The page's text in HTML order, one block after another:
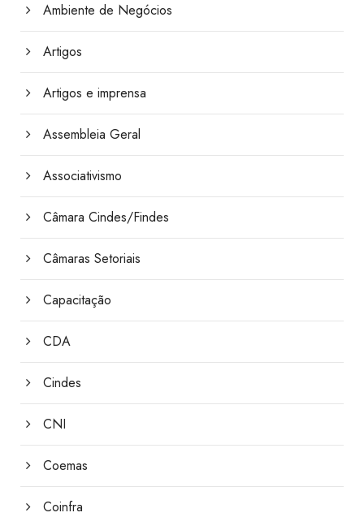
Ambiente de Negócios
Artigos
Artigos e imprensa
Assembleia Geral
Associativismo
Câmara Cindes/Findes
Câmaras Setoriais
Capacitação
CDA
Cindes
CNI
Coemas
Coinfra